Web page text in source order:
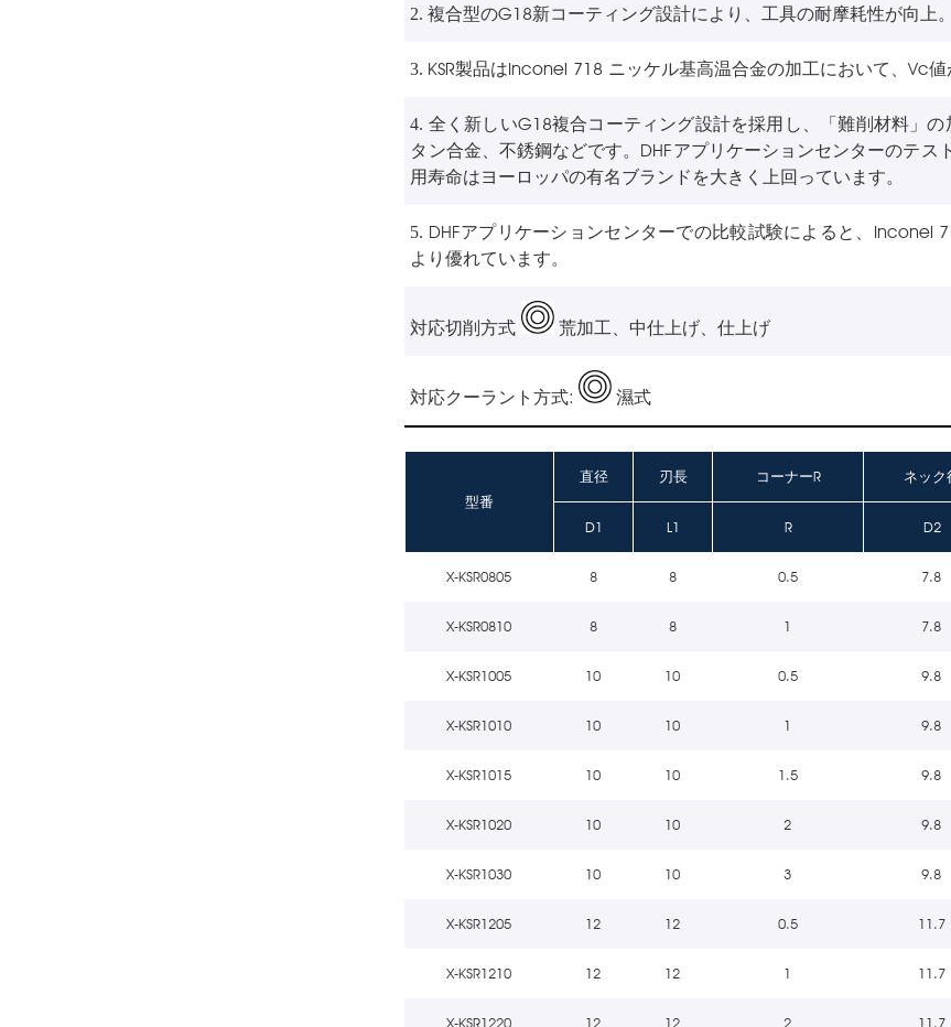
2.複合型のG18新コーティング設計により、工具の耐摩耗性が向上。
3. KSR製品はInconel 718 ニッケル基高温合金の加工において、Vc
4. 全く新しいG18複合コーティング設計を採用し、「難削材料」
タン合金、不銹鋼などです。DHFアプリケーションセンターのテ
用寿命はヨーロッパの有名ブランドを大きく上回っています。
5. DHFアプリケーションセンターでの比較試験によると、Inconel
より優れています。
対応切削方式 荒加工、中仕上げ、仕上げ
対応クーラント方式: 濕式
型番
直径 刃長 コーナーR ネック
D1
L1 R D2
X-KSR0805 8 8 0.5 7.8
X-KSR0810 8 8 1 7.8
X-KSR1005 10 10 0.5 9.8
X-KSR1010 10 10 1 9.8
X-KSR1015 10 10 1.5 9.8
X-KSR1020 10 10 2 9.8
X-KSR1030 10 10 3 9.8
X-KSR1205 12 12 0.5 11.7
X-KSR1210 12 12 1 11.7
X-KSR1220 12 12 2 11.7